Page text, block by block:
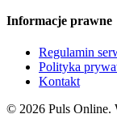
Informacje prawne
Regulamin
Polityka
Kontakt
© 2026 Puls Online.